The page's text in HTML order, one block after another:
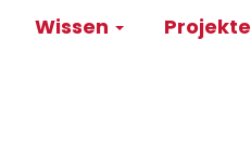
Wissen Projekte